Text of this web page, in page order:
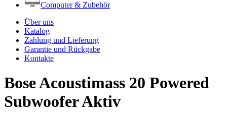
Computer & Zubehör
Über uns
Katalog
Zahlung und Lieferung
Garantie und Rückgabe
Kontakte
Bose Acoustimass 20 Powered
Subwoofer Aktiv